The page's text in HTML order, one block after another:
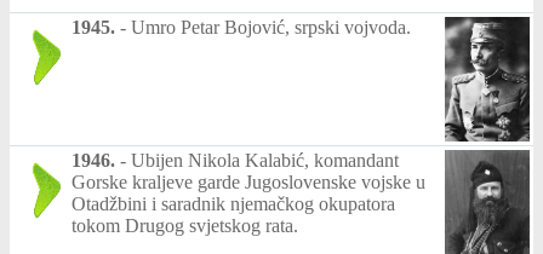
1945. - Umro Petar Bojović, srpski vojvoda.
1946. - Ubijen Nikola Kalabić, komandant
Gorske kraljeve garde Jugoslovenske vojske u
Otadžbini i saradnik njemačkog okupatora
tokom Drugog svjetskog rata.